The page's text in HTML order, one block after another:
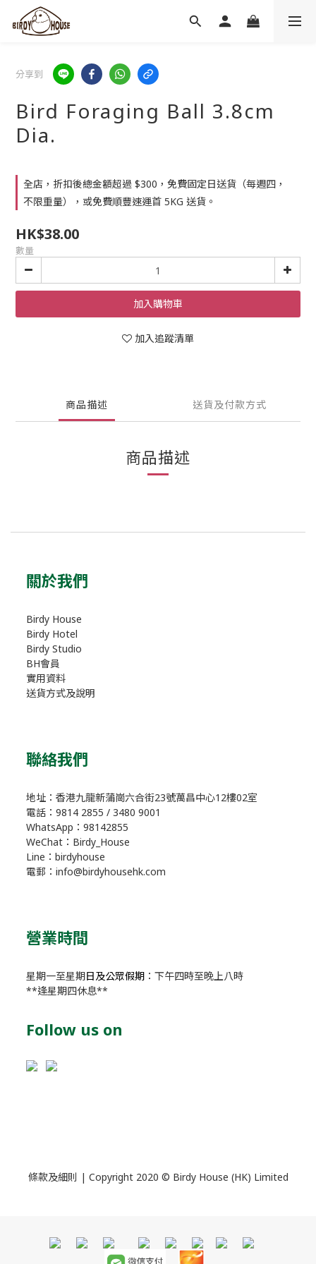
分享到
Bird Foraging Ball 3.8cm
Dia.
全店，折扣後總金額超過 $300，免費固定日送貨（每週四，
不限重量），或免費順豐速運首 5KG 送貨。
HK$38.00
數量
加入購物車
加入追蹤清單
商品描述 送貨及付款方式
商品描述
關於我們
Birdy House
Birdy Hotel
Birdy Studio
BH會員
實用資料
送貨方式及說明
聯絡我們
地址：香港九龍新蒲崗六合街23號萬昌中心12樓02室
電話：9814 2855 / 3480 9001
WhatsApp：98142855
WeChat：Birdy_House
Line：birdyhouse
電郵：info@birdyhousehk.com
營業時間
星期一至星期日及公眾假期 ：下午四時至晚上八時
**逢星期四休息**
Follow us on
條款及細則 | Copyright 2020 © Birdy House (HK) Limited